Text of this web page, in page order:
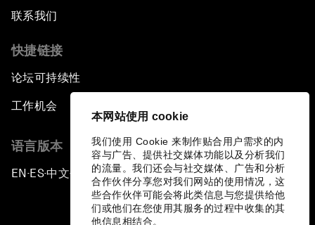
本网站使用 cookie
我们使用 Cookie 来制作贴合用户需求的内
容与广告、提供社交媒体功能以及分析我们
的流量。我们还会与社交媒体、广告和分析
合作伙伴分享您对我们网站的使用情况，这
些合作伙伴可能会将此类信息与您提供给他
们或他们在您使用其服务的过程中收集的其
他信息相结合。
联系我们
快捷链接
论坛可持续性
工作机会
语言版本
EN ▪ES▪中文▪ 日本語